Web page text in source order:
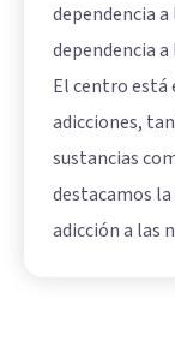
dependencia
dependencia
El centro está
adicciones,
sustancias
destacamos
adicción a las